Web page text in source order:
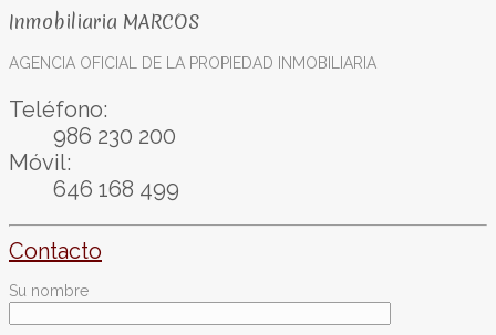
Inmobiliaria MARCOS
AGENCIA OFICIAL DE LA PROPIEDAD INMOBILIARIA
Teléfono:
986 230 200
Móvil:
646 168 499
Contacto
Su nombre